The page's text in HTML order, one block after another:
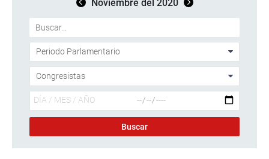
Noviembre del 2020